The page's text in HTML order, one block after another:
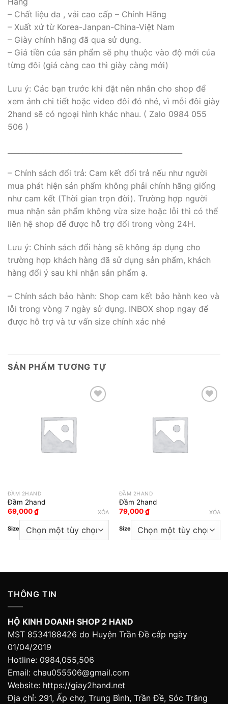
– Chất liệu da , vải cao cấp – Chính Hãng
– Xuất xứ từ Korea-Janpan-China-Việt Nam
– Giày chính hãng đã qua sử dụng.
– Giá tiền của sản phẩm sẽ phụ thuộc vào độ mới của
từng đôi (giá càng cao thì giày càng mới)
Lưu ý: Các bạn trước khi đặt nên nhắn cho shop để
xem ảnh chi tiết hoặc video đôi đó nhé, vì mỗi đôi giày
2hand sẽ có ngoại hình khác nhau. ( Zalo 0984 055
506 )
– Chính sách đổi trả: Cam kết đổi trả nếu như người
mua phát hiện sản phẩm không phải chính hãng giống
như cam kết (Thời gian trọn đời). Trường hợp người
mua nhận sản phẩm không vừa size hoặc lỗi thì có thể
liên hệ shop để được hỗ trợ đổi trong vòng 24H.
Lưu ý: Chính sách đổi hàng sẽ không áp dụng cho
trường hợp khách hàng đã sử dụng sản phẩm, khách
hàng đổi ý sau khi nhận sản phẩm ạ.
– Chính sách bảo hành: Shop cam kết bảo hành keo và
lỗi trong vòng 7 ngày sử dụng. INBOX shop ngay để
được hỗ trợ và tư vấn size chính xác nhé
SẢN PHẨM TƯƠNG TỰ
Add to wishlist
ĐẦM 2HAND
Đầm 2hand
69,000₫
Size
XÓA
Add to wishlist
ĐẦM 2HAND
Đầm 2hand
79,000₫
Size
XÓA
THÔNG TIN
HỘ KINH DOANH SHOP 2 HAND
MST 8534188426 do Huyện Trần Đề cấp ngày
01/04/2019
Hotline: 0984,055,506
Email: chau055506@gmail.com
Website: https://giay2hand.net
Địa chỉ: 291, Ấp chợ, Trung Bình, Trần Đề, Sóc Trăng